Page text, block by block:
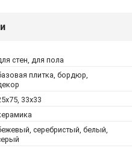
стен, для пола
плитка, бордюр,
33x33
серебристый, белый,